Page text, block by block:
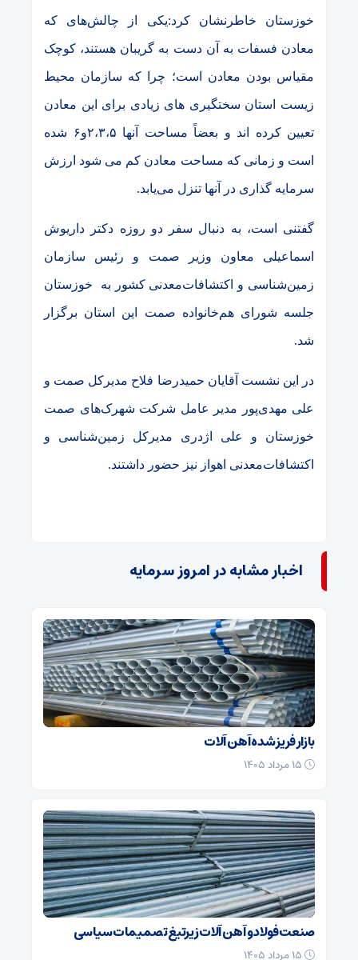
خوزستان خاطرنشان کرد:یکی از چالش‌های که
معادن فسفات به آن دست به گریبان هستند، کوچک
مقیاس بودن معادن است؛ چرا که سازمان محیط
زیست استان سختگیری های زیادی برای این معادن
تعیین کرده اند و بعضاً مساحت آنها ۲،۳،۵و۶ شده
است و زمانی که مساحت معادن کم می شود ارزش
سرمایه گذاری در آنها تنزل می‌یابد.
گفتنی است، به دنبال سفر دو روزه دکتر داریوش
اسماعیلی معاون وزیر صمت و رئیس سازمان
زمین‌شناسی و اکتشافات‌معدنی کشور به خوزستان
جلسه شورای هم‌خانواده صمت این استان برگزار
شد.
در این نشست آقایان حمیدرضا فلاح مدیرکل صمت و
علی مهدی‌پور مدیر عامل شرکت شهرک‌های صمت
خوزستان و علی اژدری مدیرکل زمین‌شناسی و
اکتشافات‌معدنی اهواز نیز حضور داشتند.
اخبار مشابه در امروز سرمایه
بازار فریز شده آهن آلات
صنعت فولاد و آهن آلات زیر‌تیغ تصمیمات سیاسی